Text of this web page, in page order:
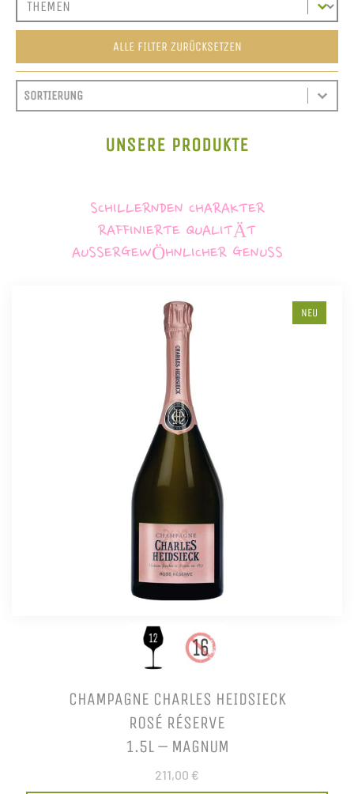
ALLE FILTER ZURÜCKSETZEN
SORTIEREN
SORT CONTENT
SORT CONTENT
UNSERE PRODUKTE
SCHILLERNDEN CHARAKTER
RAFFINIERTE QUALITÄT
AUSSERGEWÖHNLICHER GENUSS
NEU
CHAMPAGNE CHARLES HEIDSIECK
ROSÉ RÉSERVE
1.5L – MAGNUM
211,00 €